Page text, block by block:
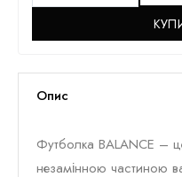
Опис
Футболка BALANCE –
незамінною частиною